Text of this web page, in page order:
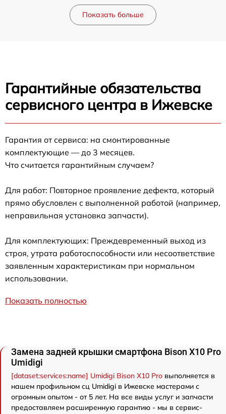
Показать больше
Гарантийные обязательства
сервисного центра в Ижевске
Гарантия от сервиса: на смонтированные
комплектующие — до 3 месяцев.
Что считается гарантийным случаем?
Для работ: Повторное проявление дефекта, который
прямо обусловлен с выполненной работой (например,
неправильная установка запчасти).
Для комплектующих: Преждевременный выход из
строя, утрата работоспособности или несоответствие
заявленным характеристикам при нормальном
использовании.
Показать полностью
Замена задней крышки смартфона Bison X10 Pro
Umidigi
[dataset:services:name] Umidigi Bison X10 Pro выполняется в
нашем профильном сц Umidigi в Ижевске мастерами с
огромным опытом - от 5 лет. На все виды услуг и запчасти
предоставляем расширенную гарантию - мы в сервис-